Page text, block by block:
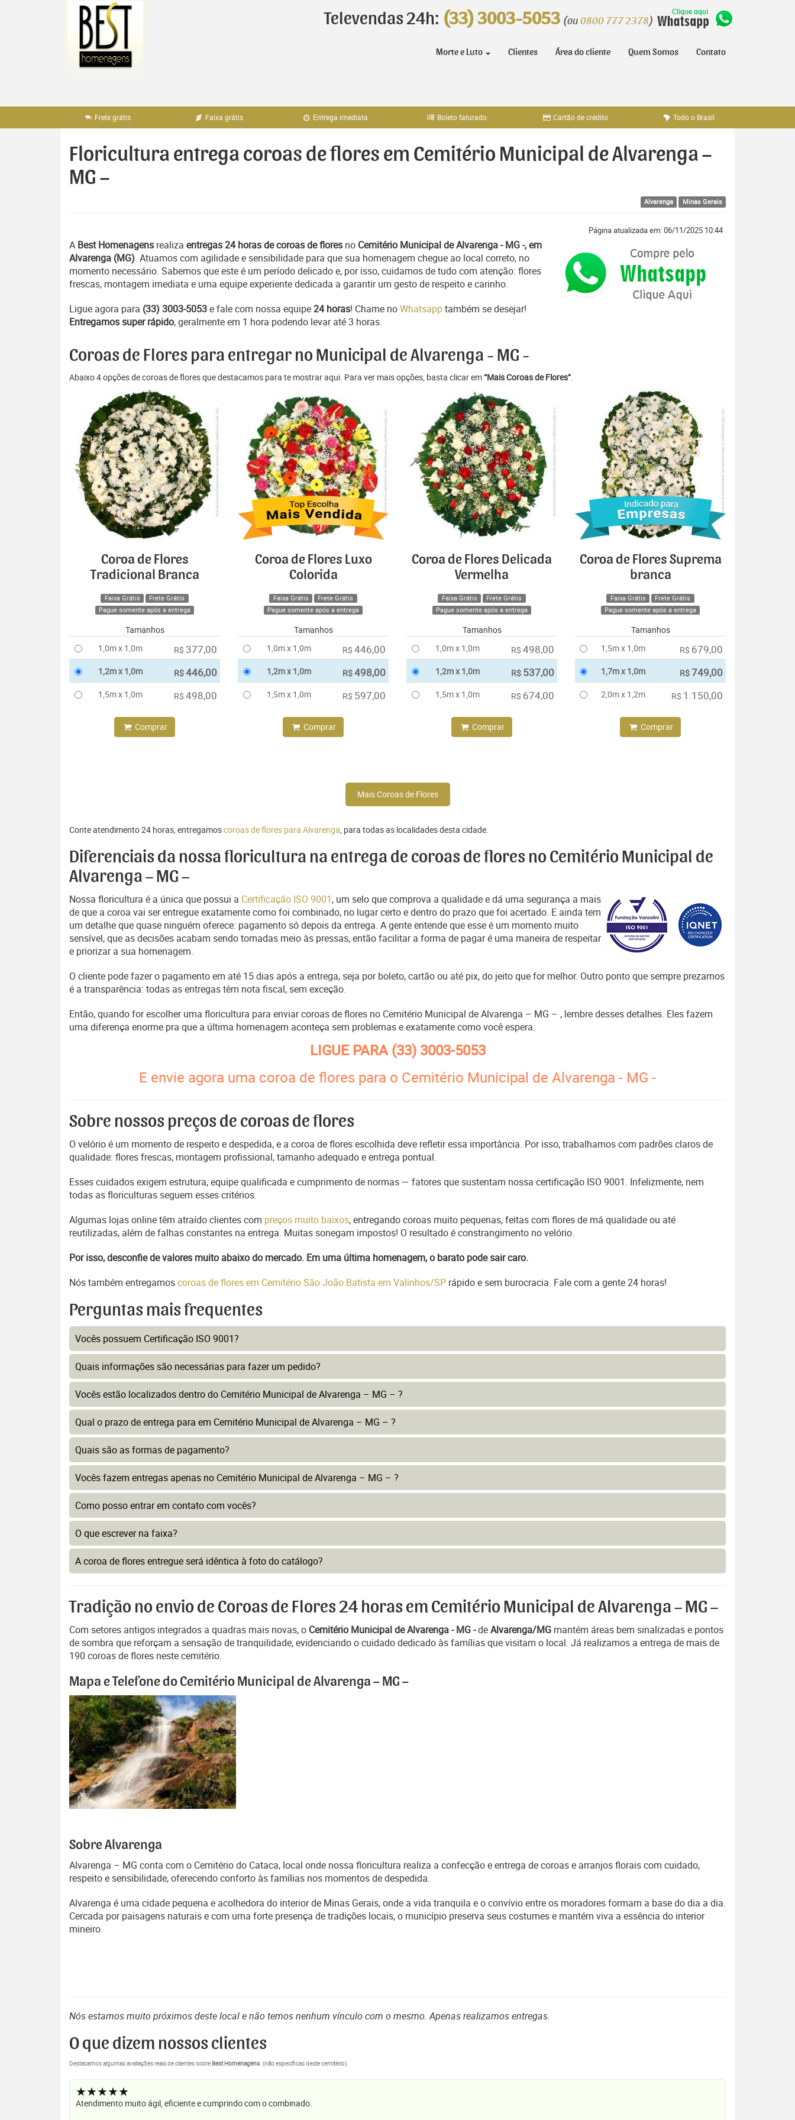
Televendas 24h: (33) 3003-5053 (ou 0800 777 2378)
Morte e Luto Clientes Área do cliente Quem Somos Contato
Frete grátis Faixa grátis Entrega imediata Boleto faturado Cartão de crédito Todo o Brasil
Floricultura entrega coroas de flores em Cemitério Municipal de Alvarenga –
MG –
Alvarenga Minas Gerais
Página atualizada em: 06/11/2025 10:44
A Best Homenagens realiza entregas 24 horas de coroas de flores no Cemitério Municipal de Alvarenga - MG -, em
Alvarenga (MG). Atuamos com agilidade e sensibilidade para que sua homenagem chegue ao local correto, no
momento necessário. Sabemos que este é um período delicado e, por isso, cuidamos de tudo com atenção: flores
frescas, montagem imediata e uma equipe experiente dedicada a garantir um gesto de respeito e carinho.
Ligue agora para (33) 3003-5053e fale com nossa equipe24 horas! Chame noWhatsapptambém se desejar!
Entregamos super rápido, geralmente em 1 hora podendo levar até 3 horas.
Coroas de Flores para entregar no Municipal de Alvarenga - MG -
Abaixo 4 opções de coroas de flores que destacamos para te mostrar aqui. Para ver mais opções, basta clicar em“Mais Coroas de Flores”.
Coroa de Flores
Tradicional Branca
Faixa Grátis
Frete Grátis
Pague somente após a entrega
Tamanhos
1,0m x 1,0m
R$ 377,00
1,2m x 1,0m R$446,00
1,5m x 1,0m R$ 498,00
Comprar
Coroa de Flores Luxo
Colorida
Faixa Grátis
Frete Grátis
Pague somente após a entrega
Tamanhos
1,0m x 1,0m
R$ 446,00
1,2m x 1,0m R$498,00
1,5m x 1,0m R$ 597,00
Comprar
Coroa de Flores Delicada
Vermelha
Faixa Grátis
Frete Grátis
Pague somente após a entrega
Tamanhos
1,0m x 1,0m
R$ 498,00
1,2m x 1,0m R$ 537,00
1,5m x 1,0m R$ 674,00
Comprar
Coroa de Flores Suprema
branca
Faixa Grátis
Frete Grátis
Pague somente após a entrega
Tamanhos
1,5m x 1,0m
R$ 679,00
1,7m x 1,0m R$749,00
2,0m x 1,2m R$ 1.150,00
Comprar
Mais Coroas de Flores
Conte atendimento 24 horas, entregamoscoroas de flores para Alvarenga, para todas as localidades desta cidade.
Diferenciais da nossa floricultura na entrega de coroas de flores no Cemitério Municipal de
Alvarenga – MG –
Nossa floricultura é a única que possui a Certificação ISO 9001, um selo que comprova a qualidade e dá uma segurança a mais
de que a coroa vai ser entregue exatamente como foi combinado, no lugar certo e dentro do prazo que foi acertado. E ainda tem
um detalhe que quase ninguém oferece: pagamento só depois da entrega. A gente entende que esse é um momento muito
sensível, que as decisões acabam sendo tomadas meio às pressas, então facilitar a forma de pagar é uma maneira de respeitar
e priorizar a sua homenagem.
O cliente pode fazer o pagamento em até 15 dias após a entrega, seja por boleto, cartão ou até pix, do jeito que for melhor. Outro ponto que sempre prezamos
é a transparência: todas as entregas têm nota fiscal, sem exceção.
Então, quando for escolher uma floricultura para enviar coroas de flores no Cemitério Municipal de Alvarenga – MG – , lembre desses detalhes. Eles fazem
uma diferença enorme pra que a última homenagem aconteça sem problemas e exatamente como você espera.
LIGUE PARA(33) 3003-5053
E envie agora uma coroa de flores para o Cemitério Municipal de Alvarenga - MG -
Sobre nossos preços de coroas de flores
O velório é um momento de respeito e despedida, e a coroa de flores escolhida deve refletir essa importância. Por isso, trabalhamos com padrões claros de
qualidade: flores frescas, montagem profissional, tamanho adequado e entrega pontual.
Esses cuidados exigem estrutura, equipe qualificada e cumprimento de normas — fatores que sustentam nossa certificação ISO 9001. Infelizmente, nem
todas as floriculturas seguem esses critérios.
Algumas lojas online têm atraído clientes com preços muito baixos, entregando coroas muito pequenas, feitas com flores de má qualidade ou até
reutilizadas, além de falhas constantes na entrega. Muitas sonegam impostos! O resultado é constrangimento no velório.
Por isso, desconfie de valores muito abaixo do mercado. Em uma última homenagem, o barato pode sair caro.
Nós também entregamoscoroas de flores em Cemitério São João Batista em Valinhos/SP rápido e sem burocracia. Fale com a gente 24 horas!
Perguntas mais frequentes
Vocês possuem Certificação ISO 9001?
Quais informações são necessárias para fazer um pedido?
Vocês estão localizados dentro do Cemitério Municipal de Alvarenga – MG – ?
Qual o prazo de entrega para em Cemitério Municipal de Alvarenga – MG – ?
Quais são as formas de pagamento?
Vocês fazem entregas apenas no Cemitério Municipal de Alvarenga – MG – ?
Como posso entrar em contato com vocês?
O que escrever na faixa?
A coroa de flores entregue será idêntica à foto do catálogo?
Tradição no envio de Coroas de Flores 24 horas em Cemitério Municipal de Alvarenga – MG –
Com setores antigos integrados a quadras mais novas, o Cemitério Municipal de Alvarenga - MG -deAlvarenga/MG mantém áreas bem sinalizadas e pontos
de sombra que reforçam a sensação de tranquilidade, evidenciando o cuidado dedicado às famílias que visitam o local. Já realizamos a entrega de mais de
190 coroas de flores neste cemitério.
Mapa e Telefone do Cemitério Municipal de Alvarenga – MG –
Sobre Alvarenga
Alvarenga – MG conta com o Cemitério do Cataca, local onde nossa floricultura realiza a confecção e entrega de coroas e arranjos florais com cuidado,
respeito e sensibilidade, oferecendo conforto às famílias nos momentos de despedida.
Alvarenga é uma cidade pequena e acolhedora do interior de Minas Gerais, onde a vida tranquila e o convívio entre os moradores formam a base do dia a dia.
Cercada por paisagens naturais e com uma forte presença de tradições locais, o município preserva seus costumes e mantém viva a essência do interior
mineiro.
Nós estamos muito próximos deste local e não temos nenhum vínculo com o mesmo. Apenas realizamos entregas.
O que dizem nossos clientes
Destacamos algumas avaliações reais de clientes sobreBest Homenagens. (não específicas deste cemitério).
★★★★★
Atendimento muito ágil, eficiente e cumprindo com o combinado.